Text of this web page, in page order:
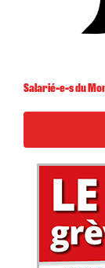
Salarié-e-s du